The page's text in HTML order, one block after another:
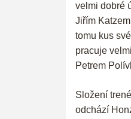
velmi dobré
Jiřím
tomu kus
pracuje
Petrem
Složení
odchází